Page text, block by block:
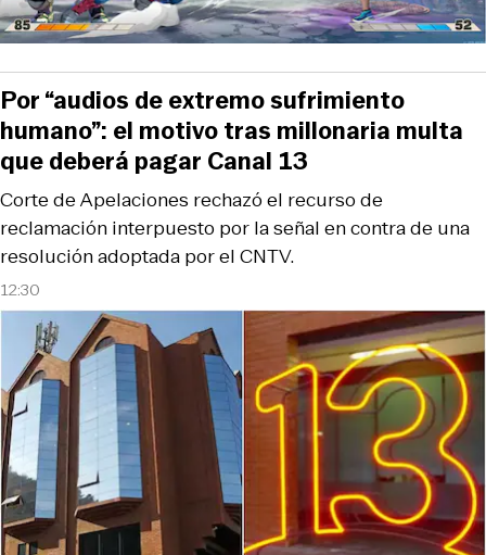
12:30
Corte de Apelaciones rechazó el recurso de
reclamación interpuesto por la señal en contra de una
resolución adoptada por el CNTV.
Por “audios de extremo sufrimiento
humano”: el motivo tras millonaria multa
que deberá pagar Canal 13